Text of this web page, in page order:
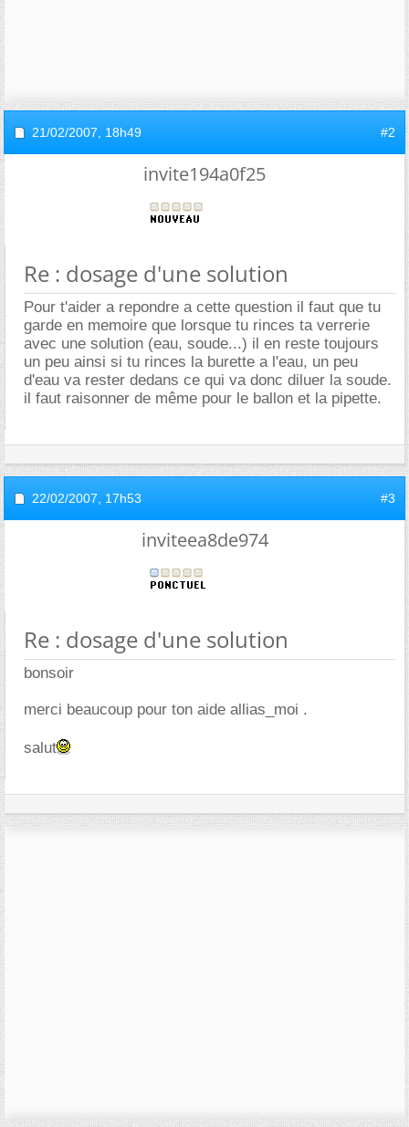
21/02/2007, 18h49 #2
invite194a0f25
Re : dosage d'une solution
Pour t'aider a repondre a cette question il faut que tu
garde en memoire que lorsque tu rinces ta verrerie
avec une solution (eau, soude...) il en reste toujours
un peu ainsi si tu rinces la burette a l'eau, un peu
d'eau va rester dedans ce qui va donc diluer la soude.
il faut raisonner de même pour le ballon et la pipette.
22/02/2007, 17h53 #3
inviteea8de974
Re : dosage d'une solution
bonsoir
merci beaucoup pour ton aide allias_moi .
salut